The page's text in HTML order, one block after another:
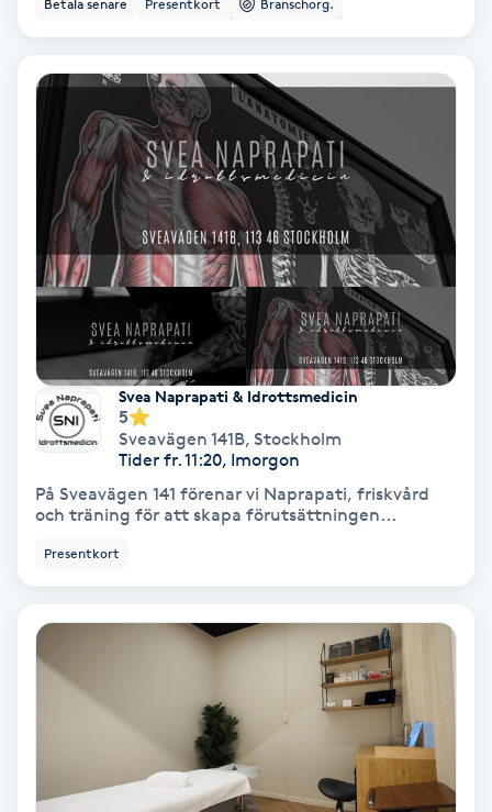
Spraytan
Sugaring
Svensk massage
Svettbehandling
Tuina-massage
Taktil massage
Tatuering
Betala senare Presentkort Branschorg.
Svea Naprapati & Idrottsmedicin
5
Sveavägen 141B, Stockholm
Tider fr. 11:20, Imorgon
På Sveavägen 141 förenar vi Naprapati, friskvård
och träning för att skapa förutsättningen...
Presentkort